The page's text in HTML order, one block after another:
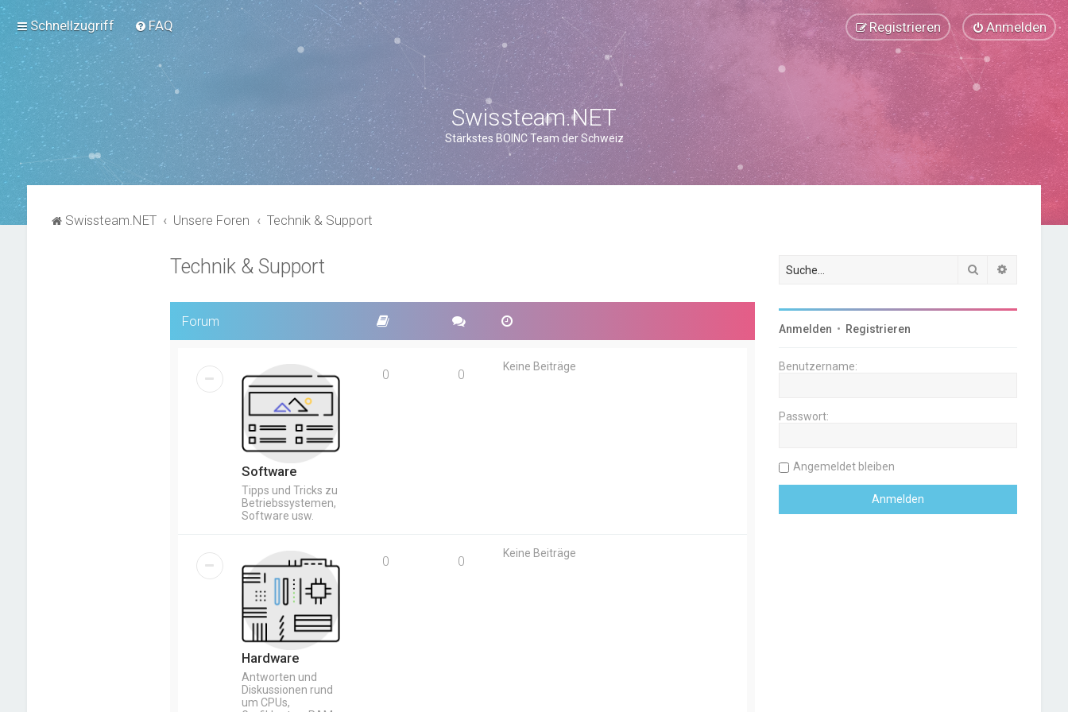
Schnellzugriff FAQ Anmelden
Registrieren
Swissteam.NET
Stärkstes BOINC Team der Schweiz
Swissteam.NET Unsere Foren Technik & Support
Technik & Support
Forum
Software
Tipps und Tricks zu
Betriebssystemen,
Software usw.
0 0 Keine Beiträge
Hardware
Antworten und
Diskussionen rund
um CPUs,
0 0 Keine Beiträge
Suche
Anmelden • Registrieren
Benutzername:
Passwort:
Angemeldet bleiben